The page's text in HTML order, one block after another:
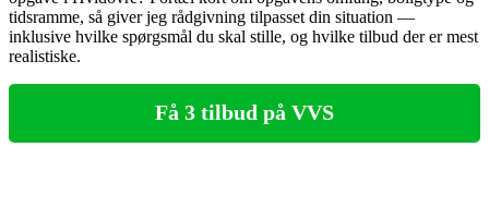
tidsramme, så giver jeg rådgivning tilpasset din situation —
inklusive hvilke spørgsmål du skal stille, og hvilke tilbud der er mest
realistiske.
Få 3 tilbud på VVS